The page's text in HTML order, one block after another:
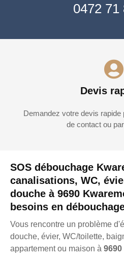
SOS débouchage
canalisations, WC,
douche à 9690
besoins en
Vous rencontre un problème
douche, évier, WC/toilette,
appartement ou maison à
0472 71
Devis
Demandez votre devis rapide
de contact ou